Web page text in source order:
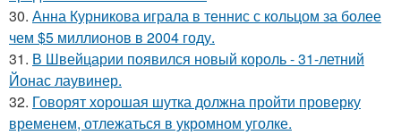
30. Анна Курникова играла в теннис с кольцом за более
чем $5 миллионов в 2004 году.
31. В Швейцарии появился новый король - 31-летний
Йонас лаувинер.
32. Говорят хорошая шутка должна пройти проверку
временем, отлежаться в укромном уголке.